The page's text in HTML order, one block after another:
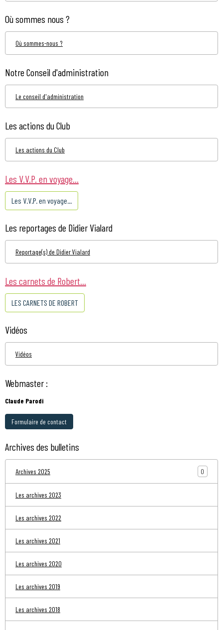
Où sommes nous ?
Où sommes-nous ?
Notre Conseil d'administration
Le conseil d'administration
Les actions du Club
Les actions du Club
Les V.V.P. en voyage...
Les V.V.P. en voyage...
Les reportages de Didier Vialard
Reportage(s) de Didier Vialard
Les carnets de Robert...
LES CARNETS DE ROBERT
Vidéos
Vidéos
Webmaster :
Claude Parodi
Formulaire de contact
Archives des bulletins
Archives 2025 0
Les archives 2023
Les archives 2022
Les archives 2021
Les archives 2020
Les archives 2019
Les archives 2018